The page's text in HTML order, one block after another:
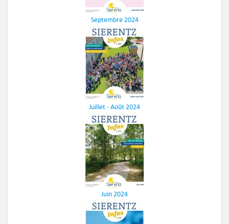
Septembre 2024
Juillet - Août 2024
Juin 2024